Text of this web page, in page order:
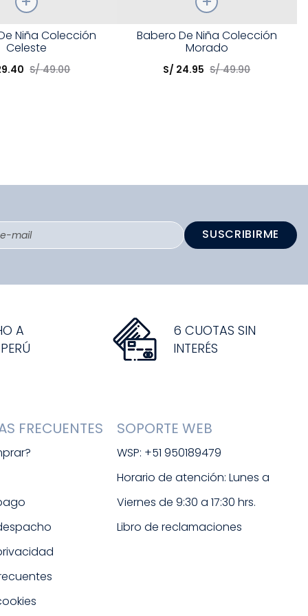
Niña Colección
Celeste
.40 S/ 49.00
Talla
Elige una opción
Babero De Niña Colección
Morado
S/ 24.95 S/ 49.90
SUSCRIBIRME
A
6 CUOTAS SIN
INTERÉS
FRECUENTES SOPORTE WEB
WSP: +51 950189479
Horario de atención: Lunes a
Viernes de 9:30 a 17:30 hrs.
Libro de reclamaciones